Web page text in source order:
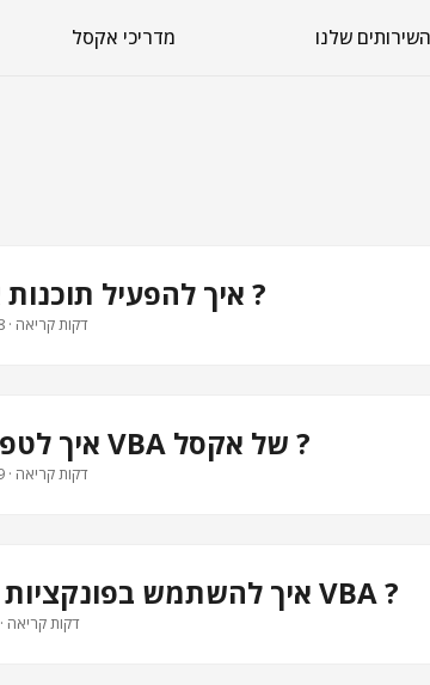
מדריכי אקסל השירותים שלנו
איך להפעיל תוכנות אחרות מתוך אקסל ?
· 5 דקות קריאה · 1018 מילים · איל ברדוגו
איך לטפל בתקלות במאקרו VBA של אקסל ?
· 4 דקות קריאה · 779 מילים · איל ברדוגו
איך להשתמש בפונקציות אקסל בתוך מאקרו VBA ?
· 3 דקות קריאה · 629 מילים · איל ברדוגו